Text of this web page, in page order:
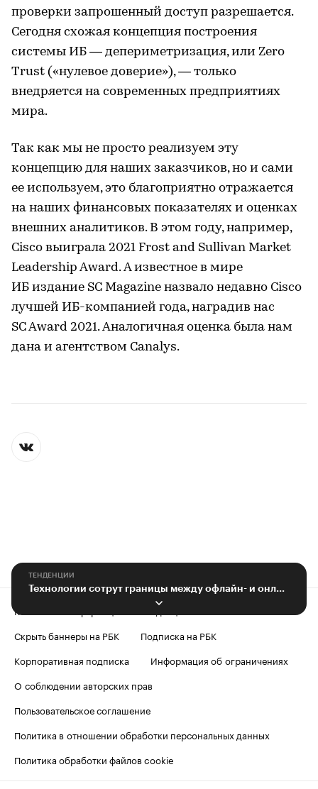
проверки запрошенный доступ разрешается.
Сегодня схожая концепция построения
системы ИБ — депериметризация, или Zero
Trust («нулевое доверие»), — только
внедряется на современных предприятиях
мира.
Так как мы не просто реализуем эту
концепцию для наших заказчиков, но и сами
ее используем, это благоприятно отражается
на наших финансовых показателях и оценках
внешних аналитиков. В этом году, например,
Cisco выиграла 2021 Frost and Sullivan Market
Leadership Award. А известное в мире
ИБ издание SC Magazine назвало недавно Cisco
лучшей ИБ-компанией года, наградив нас
SC Award 2021. Аналогичная оценка была нам
дана и агентством Canalys.
ТЕНДЕНЦИИ
Контактная информация
Редакция
Скрыть баннеры на РБК
Подписка на РБК
Корпоративная подписка
Информация об ограничениях
О соблюдении авторских прав
Пользовательское соглашение
Политика в отношении обработки персональных данных
Политика обработки файлов cookie